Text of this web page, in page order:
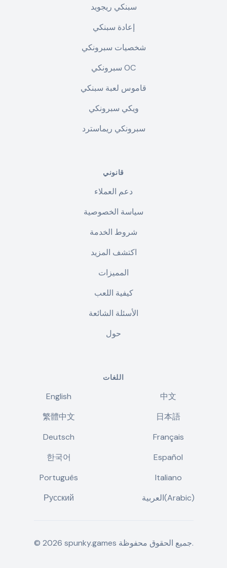
سبنكي ريجويد
إعادة سبنكي
شخصيات سبرونكي
سبرونكي OC
قاموس لعبة سبنكي
ويكي سبرونكي
سبرونكي ريماسترد
قانوني
دعم العملاء
سياسة الخصوصية
شروط الخدمة
اكتشف المزيد
المميزات
كيفية اللعب
الأسئلة الشائعة
حول
اللغات
English
中文
繁體中文
日本語
Deutsch
Français
한국어
Español
Português
Italiano
Русский
العربية(Arabic)
© 2026 spunky.games جميع الحقوق محفوظة.